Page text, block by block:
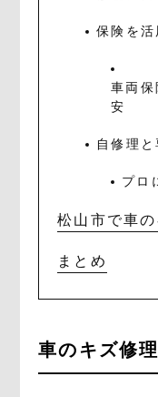
保険を活
車両保
安
自修理
プロ
松山市で車
まとめ
車のキズ修